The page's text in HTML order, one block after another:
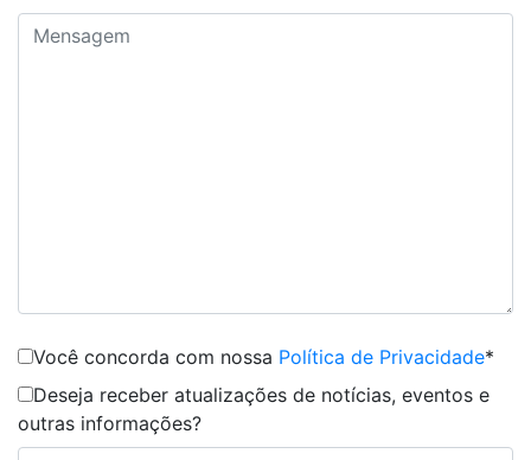
Você concorda com nossa Política de Privacidade*
Deseja receber atualizações de notícias, eventos e
outras informações?